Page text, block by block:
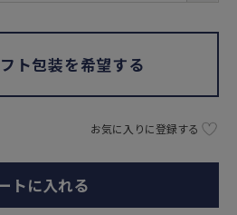
ト包装を希望する
お気に入りに登録する
トに入れる